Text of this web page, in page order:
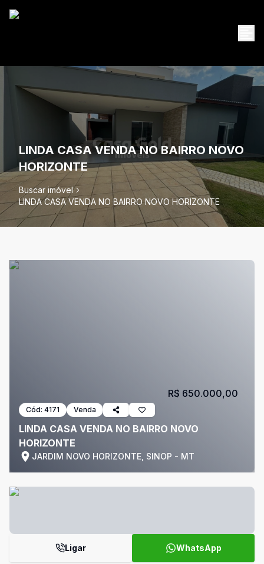
LINDA CASA VENDA NO BAIRRO NOVO
HORIZONTE
Buscar imóvel
LINDA CASA VENDA NO BAIRRO NOVO HORIZONTE
Cód: 4171 Venda
LINDA CASA VENDA NO BAIRRO NOVO
HORIZONTE
JARDIM NOVO HORIZONTE, SINOP - MT
R$ 650.000,00
Ligar WhatsApp